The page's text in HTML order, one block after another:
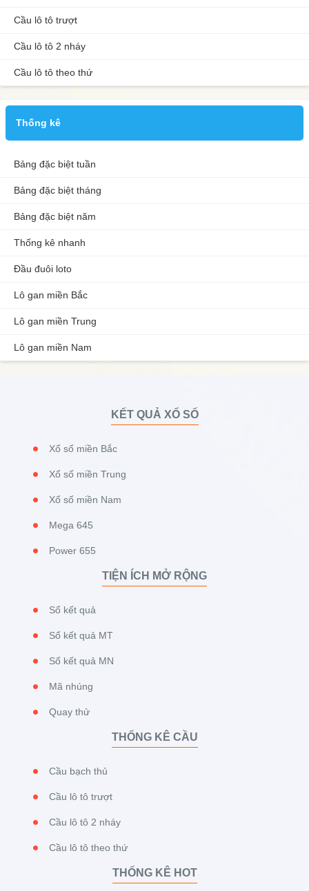
Cầu lô tô trượt
Cầu lô tô 2 nháy
Cầu lô tô theo thứ
Thống kê
Bảng đặc biệt tuần
Bảng đặc biệt tháng
Bảng đặc biệt năm
Thống kê nhanh
Đầu đuôi loto
Lô gan miền Bắc
Lô gan miền Trung
Lô gan miền Nam
KẾT QUẢ XỔ SỐ
Xổ số miền Bắc
Xổ số miền Trung
Xổ số miền Nam
Mega 645
Power 655
TIỆN ÍCH MỞ RỘNG
Sổ kết quả
Sổ kết quả MT
Sổ kết quả MN
Mã nhúng
Quay thử
THỐNG KÊ CẦU
Cầu bạch thủ
Cầu lô tô trượt
Cầu lô tô 2 nháy
Cầu lô tô theo thứ
THỐNG KÊ HOT